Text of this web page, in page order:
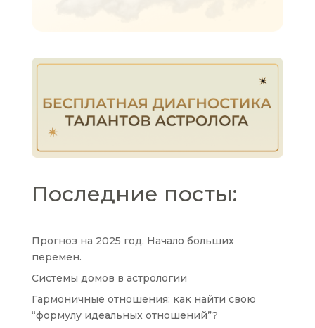
Последние посты:
Прогноз на 2025 год. Начало больших
перемен.
Системы домов в астрологии
Гармоничные отношения: как найти свою
“формулу идеальных отношений”?